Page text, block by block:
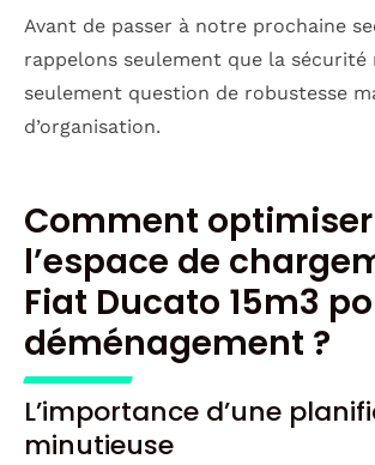
Avant de passer à notre prochaine
rappelons seulement que la sécurité
seulement question de robustesse
d’organisation.
Comment optimiser
l’espace de
Fiat Ducato 15m3
déménagement ?
L’importance d’une
minutieuse